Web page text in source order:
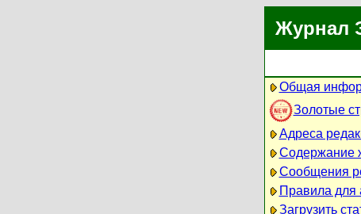
Журнал
Общая
Золотые
Адреса
Содержание
Сообщения
Правила для
Загрузить